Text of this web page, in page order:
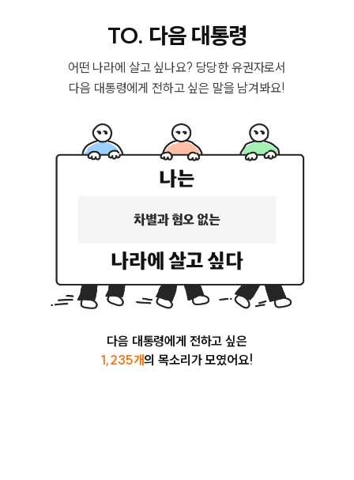
TO. 다음 대통령
어떤 나라에 살고 싶나요? 당당한 유권자로서
다음 대통령에게 전하고 싶은 말을 남겨봐요!
나는
공정하고 안전한
미래가 기대되는
차별과 혐오 없는
누구도 소외되지 않는
청년들이 제대로 잘 살수있는
나라에 살고 싶다
다음 대통령에게 전하고 싶은
1,235개의 목소리가 모였어요!